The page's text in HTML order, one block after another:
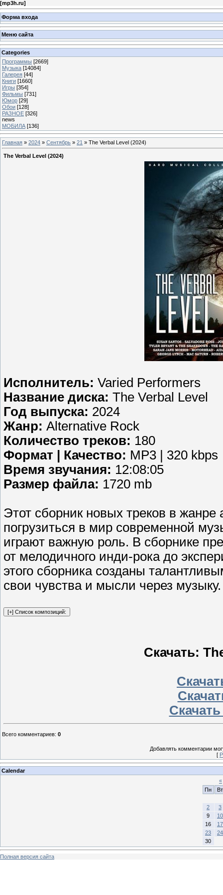
[mp3h.ru]
Форма входа
Меню сайта
Categories
Программы [2669]
Музыка [14084]
Галерея [44]
Книги [1660]
Игры [354]
Фильмы [731]
Юмор [29]
Обои [128]
РАЗНОЕ [326]
news
МОБИЛА [136]
Главная » 2024 » Сентябрь » 21 » The Verbal Level (2024)
The Verbal Level (2024)
Исполнитель: Varied Performers
Название диска: The Verbal Level
Год выпуска: 2024
Жанр: Alternative Rock
Количество треков: 180
Формат | Качество: MP3 | 320 kbps
Время звучания: 12:08:05
Размер файла: 1720 mb
Этот сборник новых треков в жанре
погрузиться в мир современной
играют важную роль. В сборнике
от мелодичного инди-рока до
этого сборника созданы
свои чувства и мысли через музыку.
Скачать:
Всего комментариев: 0
Добавлять комментарии
[
Calendar
«
Пн
Вт
2
3
9
10
16
17
23
24
30
Полная версия сайта